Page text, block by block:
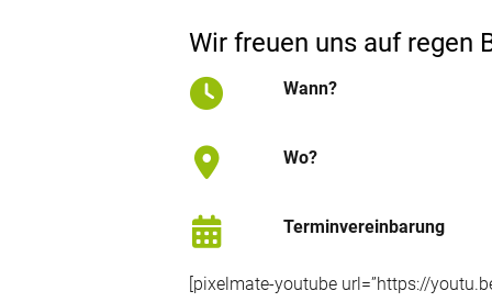
Wir freuen uns auf regen
Wann?
Wo?
Terminvereinbarung
[pixelmate-youtube url=”https://